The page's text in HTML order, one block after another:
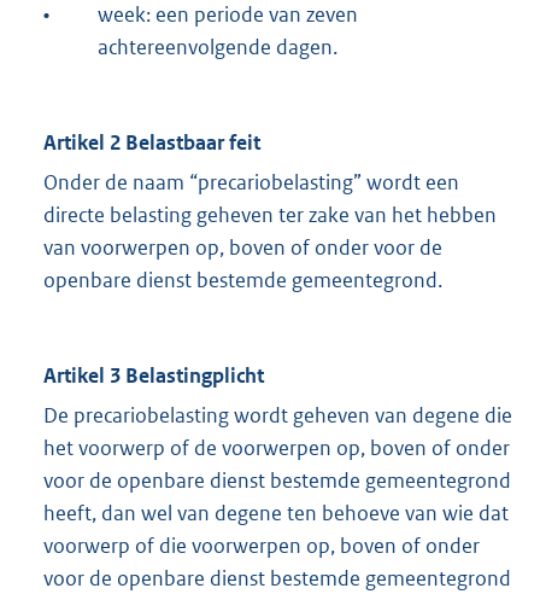
•
week: een periode van zeven
achtereenvolgende dagen.
Artikel 2 Belastbaar feit
Onder de naam “precariobelasting” wordt een
directe belasting geheven ter zake van het hebben
van voorwerpen op, boven of onder voor de
openbare dienst bestemde gemeentegrond.
Artikel 3 Belastingplicht
De precariobelasting wordt geheven van degene die
het voorwerp of de voorwerpen op, boven of onder
voor de openbare dienst bestemde gemeentegrond
heeft, dan wel van degene ten behoeve van wie dat
voorwerp of die voorwerpen op, boven of onder
voor de openbare dienst bestemde gemeentegrond